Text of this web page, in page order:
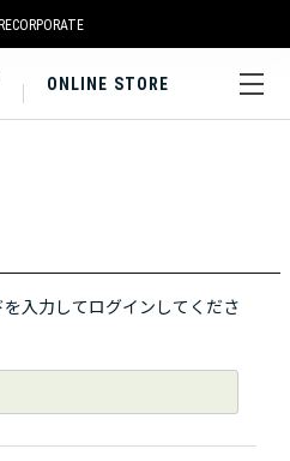
CORPORATE
ONLINE STORE
入力してログインしてくださ